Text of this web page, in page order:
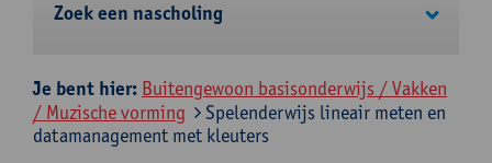
Zoek een nascholing
Je bent hier: Buitengewoon basisonderwijs / Vakken
/ Muzische vorming
Spelenderwijs lineair meten en
datamanagement met kleuters